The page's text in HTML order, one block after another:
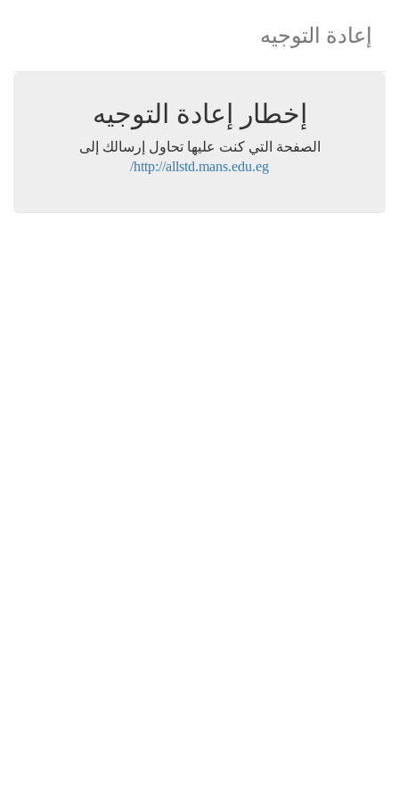
إعادة التوجيه
إخطار إعادة التوجيه
الصفحة التي كنت عليها تحاول إرسالك إلى
http://allstd.mans.edu.eg/